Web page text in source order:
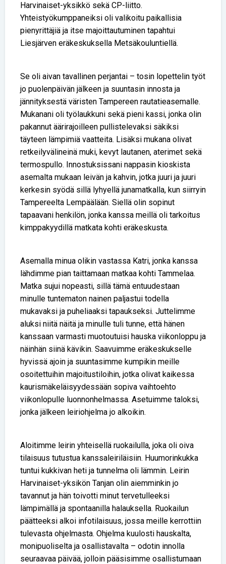
Harvinaiset-yksikkö sekä CP-liitto.
Yhteistyökumppaneiksi oli valikoitu paikallisia
pienyrittäjiä ja itse majoittautuminen tapahtui
Liesjärven eräkeskuksella Metsäkouluntiellä.
Se oli aivan tavallinen perjantai – tosin lopettelin työt
jo puolenpäivän jälkeen ja suuntasin innosta ja
jännityksestä väristen Tampereen rautatieasemalle.
Mukanani oli työlaukkuni sekä pieni kassi, jonka olin
pakannut äärirajoilleen pullistelevaksi säkiksi
täyteen lämpimiä vaatteita. Lisäksi mukana olivat
retkeilyvälineinä muki, kevyt lautanen, aterimet sekä
termospullo. Innostuksissani nappasin kioskista
asemalta mukaan leivän ja kahvin, jotka juuri ja juuri
kerkesin syödä sillä lyhyellä junamatkalla, kun siirryin
Tampereelta Lempäälään. Siellä olin sopinut
tapaavani henkilön, jonka kanssa meillä oli tarkoitus
kimppakyydillä matkata kohti eräkeskusta.
Asemalla minua olikin vastassa Katri, jonka kanssa
lähdimme pian taittamaan matkaa kohti Tammelaa.
Matka sujui nopeasti, sillä tämä entuudestaan
minulle tuntematon nainen paljastui todella
mukavaksi ja puheliaaksi tapaukseksi. Juttelimme
aluksi niitä näitä ja minulle tuli tunne, että hänen
kanssaan varmasti muotoutuisi hauska viikonloppu ja
näinhän siinä kävikin. Saavuimme eräkeskukselle
hyvissä ajoin ja suuntasimme kumpikin meille
osoitettuihin majoitustiloihin, jotka olivat kaikessa
kaurismäkeläisyydessään sopiva vaihtoehto
viikonlopulle luonnonhelmassa. Asetuimme taloksi,
jonka jälkeen leiriohjelma jo alkoikin.
Aloitimme leirin yhteisellä ruokailulla, joka oli oiva
tilaisuus tutustua kanssaleiriläisiin. Huumorinkukka
tuntui kukkivan heti ja tunnelma oli lämmin. Leirin
Harvinaiset-yksikön Tanjan olin aiemminkin jo
tavannut ja hän toivotti minut tervetulleeksi
lämpimällä ja spontaanilla halauksella. Ruokailun
päätteeksi alkoi infotilaisuus, jossa meille kerrottiin
tulevasta ohjelmasta. Ohjelma kuulosti hauskalta,
monipuoliselta ja osallistavalta – odotin innolla
seuraavaa päivää, jolloin pääsisimme osallistumaan